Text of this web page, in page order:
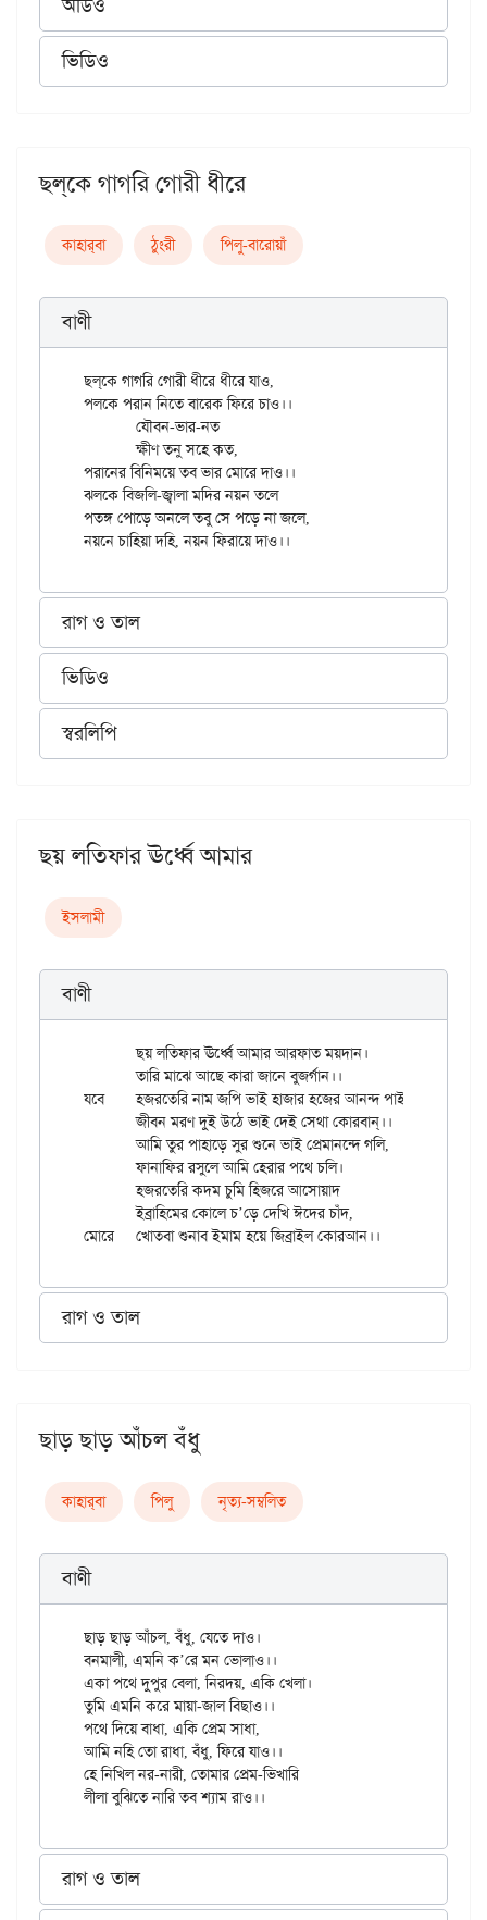
অডিও
ভিডিও
ছল্‌কে গাগরি গোরী ধীরে
কাহার্‌বা ঠুংরী পিলু-বারোয়াঁ
বাণী
ছল্‌কে গাগরি গোরী ধীরে ধীরে যাও,
পলকে পরান নিতে বারেক ফিরে চাও।।
	ক্ষীণ তনু সহে কত,
পরানের বিনিময়ে তব ভার মোরে দাও।।
ঝলকে বিজলি-জ্বালা মদির নয়ন তলে
পতঙ্গ পোড়ে অনলে তবু সে পড়ে না জলে,
রাগ ও তাল
ভিডিও
স্বরলিপি
ছয় লতিফার ঊর্ধ্বে আমার
ইসলামী
বাণী
	ছয় লতিফার ঊর্ধ্বে আমার আরফাত ময়দান।
	তারি মাঝে আছে কারা জানে বুজর্গান।।
যবে	হজরতেরি নাম জপি ভাই হাজার হজের আনন্দ পাই,
	জীবন মরণ দুই উঠে ভাই দেই সেথা কোরবান্।।
	আমি তুর পাহাড়ে সুর শুনে ভাই প্রেমানন্দে গলি,
	ফানাফির রসুলে আমি হেরার পথে চলি।
	হজরতেরি কদম চুমি হিজরে আসোয়াদ
	ইব্রাহিমের কোলে চ’ড়ে দেখি ঈদের চাঁদ,
রাগ ও তাল
ছাড় ছাড় আঁচল বঁধু
কাহার্‌বা পিলু নৃত্য-সম্বলিত
বাণী
ছাড় ছাড় আঁচল, বঁধু, যেতে দাও।
বনমালী, এমনি ক’রে মন ভোলাও।।
একা পথে দুপুর বেলা, নিরদয়, একি খেলা।
তুমি এমনি করে মায়া-জাল বিছাও।।
পথে দিয়ে বাধা, একি প্রেম সাধা,
আমি নহি তো রাধা, বঁধু, ফিরে যাও।।
হে নিখিল নর-নারী, তোমার প্রেম-ভিখারি
রাগ ও তাল